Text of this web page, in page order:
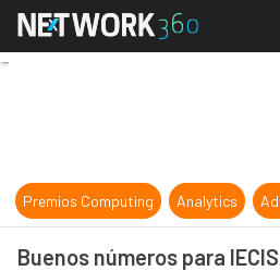
Buenos
Premios Computing Analytics
Buenos números para